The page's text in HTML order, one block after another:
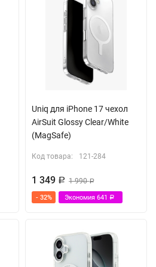
Uniq для iPhone 17 чехол
AirSuit Glossy Clear/White
(MagSafe)
Код товара: 121-284
1 349 Р 1 990Р
- 32% Экономия 641 Р